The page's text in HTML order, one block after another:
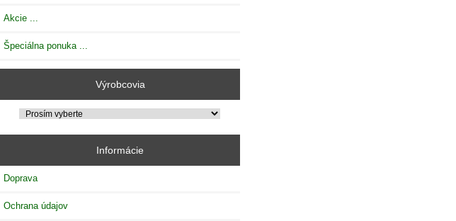
Akcie ...
Špeciálna ponuka ...
Výrobcovia
Informácie
Doprava
Ochrana údajov